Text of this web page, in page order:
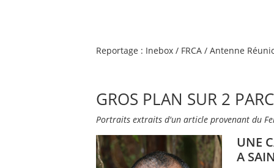
Reportage : Inebox / FRCA / Antenne
GROS PLAN SUR 2
Portraits extraits d'un article provenant du
UNE
A